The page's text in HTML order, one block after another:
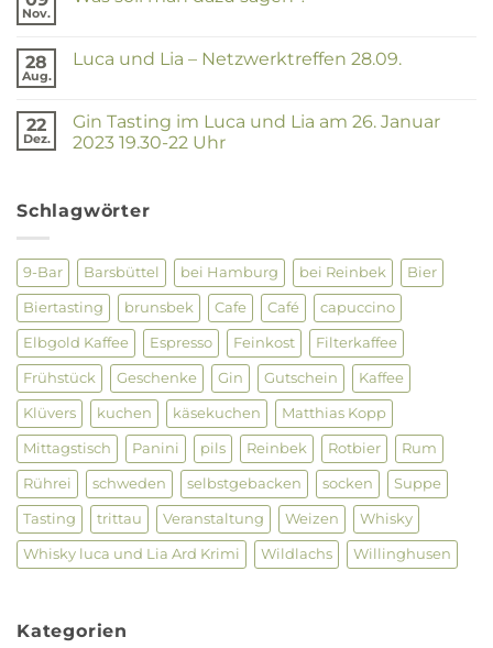
25.07.2024
Netzwerktreffen
28.03.2024
Nov.
Was
sagen
?
28
Aug.
Luca und Lia – Netzwerktreffen 28.09.
Luca
und
Lia
22
Dez.
Gin Tasting im Luca und Lia am 26. Januar
2023 19.30-22 Uhr
Gin
Tasting
und
Lia
am
26.
Januar
2023
19.30-
22
Uhr
Schlagwörter
9-Bar Barsbüttel bei Hamburg bei Reinbek Bier
Biertasting brunsbek Cafe Café capuccino
Elbgold Kaffee Espresso Feinkost Filterkaffee
Frühstück Geschenke Gin Gutschein Kaffee
Klüvers kuchen käsekuchen Matthias Kopp
Mittagstisch Panini pils Reinbek Rotbier Rum
Rührei schweden selbstgebacken socken Suppe
Tasting trittau Veranstaltung Weizen Whisky
Whisky luca und Lia Ard Krimi Wildlachs Willinghusen
Kategorien